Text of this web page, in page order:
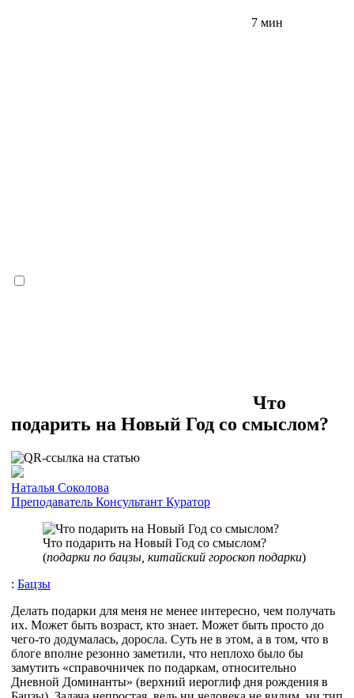
7 мин
Что
подарить на Новый Год со смыслом?
Наталья Соколова
Преподаватель Консультант Куратор
Что подарить на Новый Год со смыслом?
(подарки по бацзы, китайский гороскоп подарки)
: Бацзы
Делать подарки для меня не менее интересно, чем получать
их. Может быть возраст, кто знает. Может быть просто до
чего-то додумалась, доросла. Суть не в этом, а в том, что в
блоге вполне резонно заметили, что неплохо было бы
замутить «справочничек по подаркам, относительно
Дневной Доминанты» (верхний иероглиф дня рождения в